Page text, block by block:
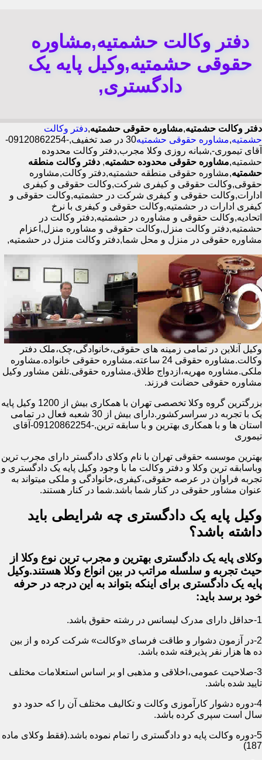
دفتر وکالت حشمتیه,مشاوره
حقوقی حشمتیه,وکیل پایه یک
دادگستری,
دفتر وکالت حشمتیه,مشاوره حقوقی حشمتیه,دفتر وکالت
حشمتیه,مشاوره حقوقی حشمتیه
30 در صد تخفیف,-09120862254-
آقای تیموری-,شبانه روزی وکلا مجرب,دفتر وکالت محدوده
حشمتیه,مشاوره حقوقی محدوده حشمتیه, دفتر وکالت منطقه
حشمتیه,مشاوره حقوقی منطقه حشمتیه,دفتر وکالت,مشاوره
حقوقی,وکالت حقوقی و کیفری شرکت,وکالت حقوقی و کیفری
ادارات,وکالت حقوقی و کیفری شرکت در حشمتیه,وکالت حقوقی و
کیفری ادارات در حشمتیه,وکالت حقوقی و کیفری با نرخ
اتحادیه,وکالت حقوقی و مشاوره در حشمتیه,دفتر وکالت در
حشمتیه,دفتر وکالت منزل,وکالت حقوقی و مشاوره منزل,اعزام
مشاوره حقوقی در منزل و محل شما,دفتر وکالت منزل در حشمتیه,
وکیل آنلاین در تمامی زمینه های حقوقی،خانوادگی،چک،ملک دفتر
وکالت.مشاوره حقوقی 24 ساعته.مشاوره حقوقی خانواده.مشاوره
ملکی.مشاوره مهریه،ازدواج طلاق.مشاوره حقوقی.تلفن مشاور وکیل
مشاوره حقوقی حضانت فرزند.
بزرگترین گروه وکلا تخصصی تهران با همکاری بیش از 1200 وکیل پایه
یک با تجربه در سراسرکشور.دارای بیش از 30 شعبه فعال در تمامی
استان ها و با همکاری بهترین و با سابقه ترین,-09120862254-آقای
تیموری
بهترین موسسه حقوقی تهران با نام وکلای دادگستر دارای مجرب ترین
وباسابقه ترین وکلا و دفتر وکالت ما با وجود وکیل پایه یک دادگستری و
تجربه فراوان در عرصه حقوقی،کیفری،خانوادگی و ملکی میتواند به
عنوان مشاور حقوقی در کنار شما باشد.شما در کنار هستند.
وکیل پایه یک دادگستری چه شرایطی باید
داشته باشد؟
وکلای پایه یک دادگستری بهترین و مجرب ترین نوع وکلا از
حیث تجربه و سلسله مراتب در بین انواع وکلا هستند.وکیل
پایه یک دادگستری برای اینکه بتواند به این درجه در حرفه
خود برسد باید:
1-حداقل دارای مدرک لیسانس در رشته حقوق باشد.
2-در آزمون دشوار و طاقت فرسای «وکالت» شرکت کرده و از بین
ده ها هزار نفر پذیرفته شده باشد.
3-صلاحیت عمومی،اخلاقی و مذهبی او بر اساس استعلامات مختلف
تایید شده باشد.
4-دوره دشوار کارآموزی وکالت و تکالیف مختلف آن را که حدود دو
سال است سپری کرده باشد.
5-دوره وکالت پایه دو دادگستری را تمام نموده باشد.(فقط وکلای ماده
187)